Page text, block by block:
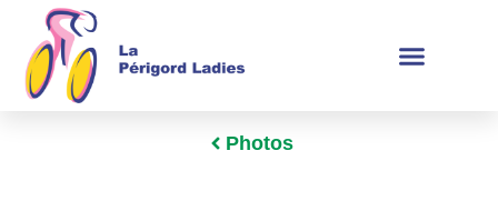
Photos